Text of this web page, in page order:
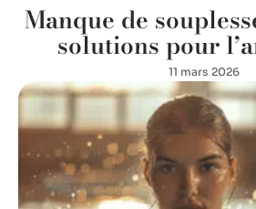
Manque de
solutions pour
11 mars 2026